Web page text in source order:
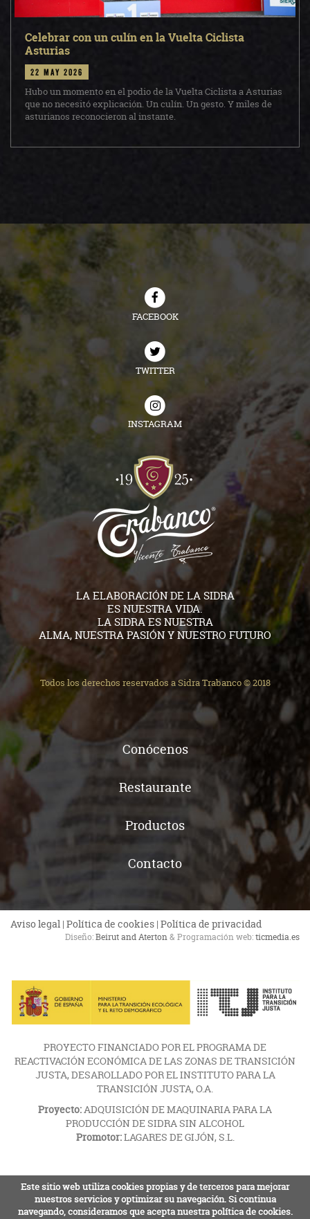
Celebrar con un culín en la Vuelta Ciclista
Asturias
22 may 2026
Hubo un momento en el podio de la Vuelta Ciclista a Asturias
que no necesitó explicación. Un culín. Un gesto. Y miles de
asturianos reconocieron al instante.
FACEBOOK
TWITTER
INSTAGRAM
LA ELABORACIÓN DE LA SIDRA
ES NUESTRA VIDA.
LA SIDRA ES NUESTRA
ALMA, NUESTRA PASIÓN Y NUESTRO FUTURO
Todos los derechos reservados a Sidra Trabanco © 2018
Conócenos
Restaurante
Productos
Contacto
Aviso legal | Política de cookies | Política de privacidad
Diseño:Beirut and Aterton& Programación web:ticmedia.es
PROYECTO FINANCIADO POR EL PROGRAMA DE
REACTIVACIÓN ECONÓMICA DE LAS ZONAS DE TRANSICIÓN
JUSTA, DESAROLLADO POR EL INSTITUTO PARA LA
TRANSICIÓN JUSTA, O.A.
Proyecto:ADQUISICIÓN DE MAQUINARIA PARA LA
PRODUCCIÓN DE SIDRA SIN ALCOHOL
Promotor:LAGARES DE GIJÓN, S.L.
Este sitio web utiliza cookies propias y de terceros para mejorar
nuestros servicios y optimizar su navegación. Si continua
navegando, consideramos que acepta nuestra política de cookies.